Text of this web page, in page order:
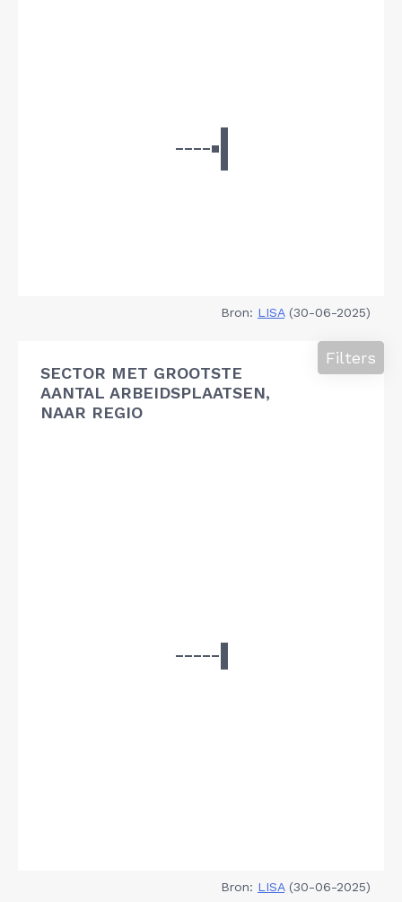
Bron: LISA(30-06-2025)
SECTOR MET GROOTSTE
AANTAL ARBEIDSPLAATSEN,
NAAR REGIO
Filters
Bron: LISA(30-06-2025)